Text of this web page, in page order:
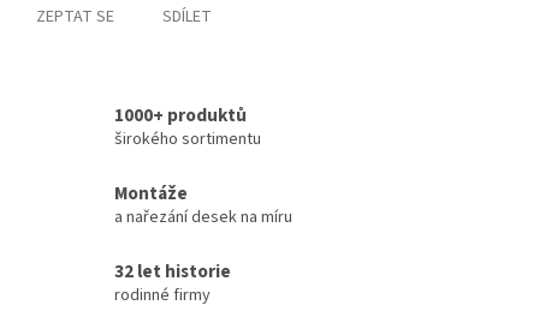
ZEPTAT SE SDÍLET
1000+ produktů
širokého sortimentu
Montáže
a nařezání desek na míru
32 let historie
rodinné firmy